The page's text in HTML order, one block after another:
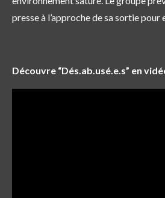
presse à l’approche de sa sortie
Découvre “Dés.ab.usé.e.s” en